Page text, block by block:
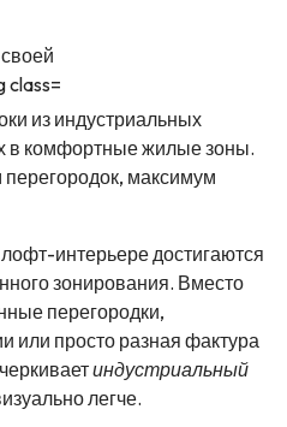
из индустриальных
в комфортные жилые зоны.
максимум
интерьере достигаются
зонирования. Вместо
перегородки,
или просто разная фактура
индустриальный
легче.